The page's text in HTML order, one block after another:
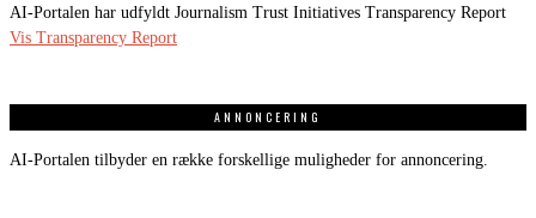
AI-Portalen har udfyldt Journalism Trust Initiatives Transparency Report
Vis Transparency Report
ANNONCERING
AI-Portalen tilbyder en række forskellige muligheder for annoncering.